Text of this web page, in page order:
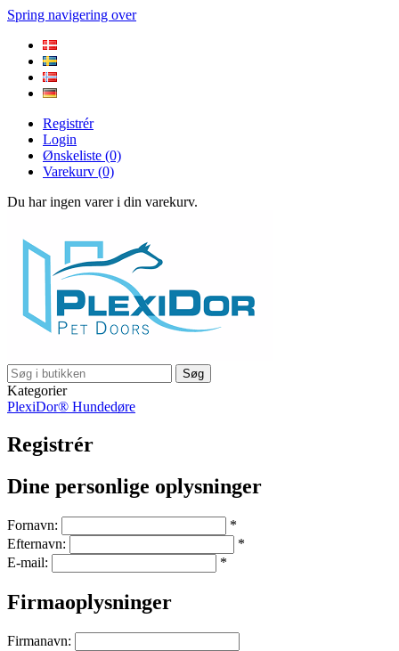
Spring navigering over
Registrér
Login
Ønskeliste (0)
Varekurv (0)
Du har ingen varer i din varekurv.
Søg
Kategorier
PlexiDor® Hundedøre
Registrér
Dine personlige oplysninger
Fornavn:
*
Efternavn:
*
E-mail:
*
Firmaoplysninger
Firmanavn: